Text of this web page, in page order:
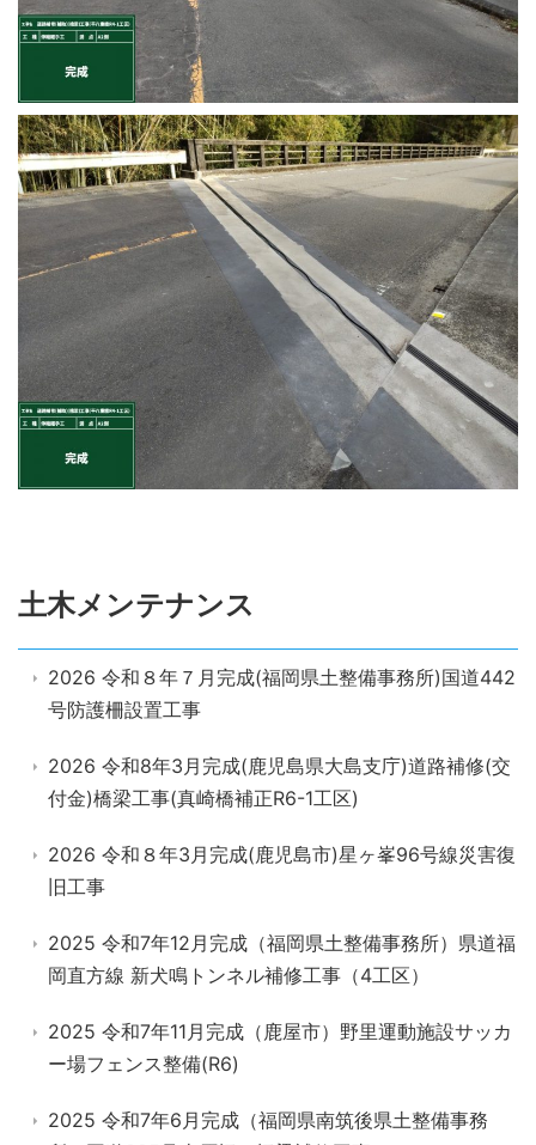
土木メンテナンス
2026 令和８年７月完成(福岡県土整備事務所)国道442
号防護柵設置工事
2026 令和8年3月完成(鹿児島県大島支庁)道路補修(交
付金)橋梁工事(真崎橋補正R6-1工区)
2026 令和８年3月完成(鹿児島市)星ヶ峯96号線災害復
旧工事
2025 令和7年12月完成（福岡県土整備事務所）県道福
岡直方線 新犬鳴トンネル補修工事（4工区）
2025 令和7年11月完成（鹿屋市）野里運動施設サッカ
ー場フェンス整備(R6)
2025 令和7年6月完成（福岡県南筑後県土整備事務